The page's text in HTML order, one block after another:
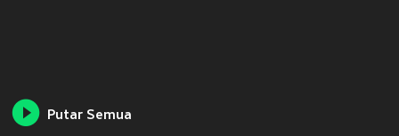
Putar Semua